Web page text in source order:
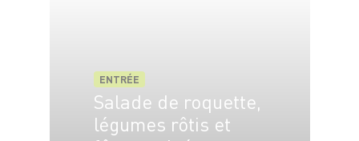
ENTRÉE
Salade de roquette,
légumes rôtis et